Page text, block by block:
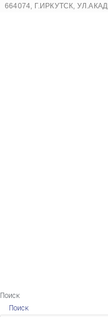
Перейти
664074, Г.ИРКУТСК,
Поиск
Поиск